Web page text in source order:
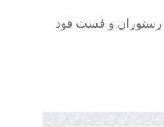
⁄رستوران و فست فود